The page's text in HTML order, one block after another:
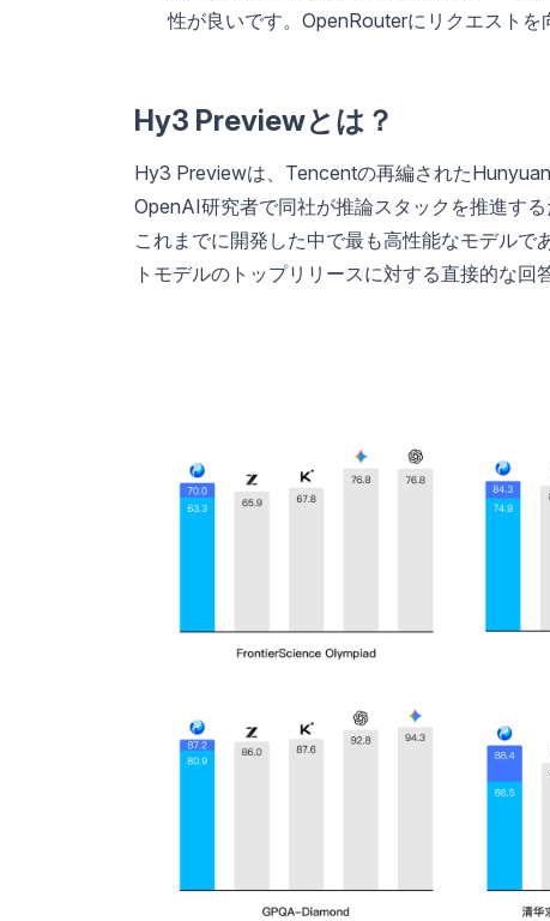
性が良いです。OpenRouterにリクエストを
Hy3 Previewとは？
Hy3 Previewは、Tencentの再編された
OpenAI研究者で同社が推論スタックを推進す
これまでに開発した中で最も高性能なモデル
トモデルのトップリリースに対する直接的な回